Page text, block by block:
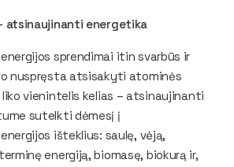
atsinaujinanti energetika
sprendimai itin svarbūs ir
nuspręsta atsisakyti atominės
vienintelis kelias – atsinaujinanti
sutelkti dėmesį į
išteklius: saulę, vėją,
energiją, biomasę, biokurą ir,